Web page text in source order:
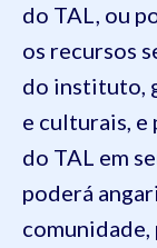
do TAL, ou
os recursos
do instituto,
e culturais,
do TAL em
poderá